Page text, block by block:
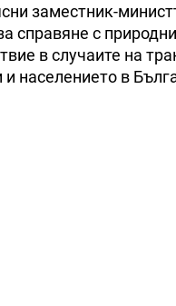
заместник-
справяне с
в случаите на
населението в